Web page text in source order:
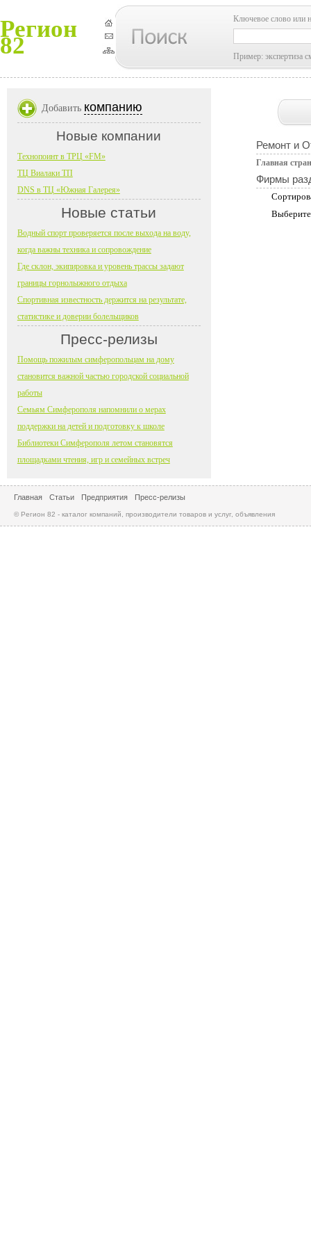
Регион
82
Ключевое слово или
Пример: экспертиза
Ремонт и
Главная
Фирмы
Добавить компанию
Новые компании
Технопоинт в ТРЦ «FM»
ТЦ Виалаки ТП
DNS в ТЦ «Южная Галерея»
Новые статьи
Водный спорт проверяется после выхода на воду,
когда важны техника и сопровождение
Где склон, экипировка и уровень трассы задают
границы горнолыжного отдыха
Спортивная известность держится на результате,
статистике и доверии болельщиков
Пресс-релизы
Помощь пожилым симферопольцам на дому
становится важной частью городской социальной
работы
Семьям Симферополя напомнили о мерах
поддержки на детей и подготовку к школе
Библиотеки Симферополя летом становятся
площадками чтения, игр и семейных встреч
Главная Статьи Предприятия Пресс-релизы
© Регион 82 - каталог компаний, производители товаров и услуг, объявления